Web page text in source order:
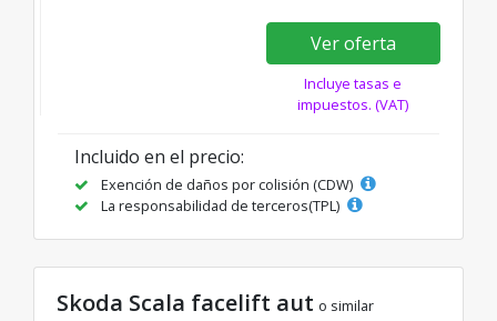
Ver oferta
Incluye tasas e
impuestos. (VAT)
Incluido en el precio:
Exención de daños por colisión (CDW)
La responsabilidad de terceros(TPL)
Skoda Scala facelift aut o similar